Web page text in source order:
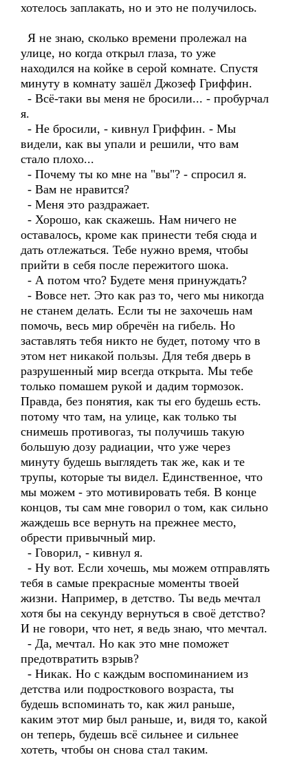
хотелось заплакать, но и это не получилось.
Я не знаю, сколько времени пролежал на
улице, но когда открыл глаза, то уже
находился на койке в серой комнате. Спустя
минуту в комнату зашёл Джозеф Гриффин.
- Всё-таки вы меня не бросили... - пробурчал
я.
- Не бросили, - кивнул Гриффин. - Мы
видели, как вы упали и решили, что вам
стало плохо...
- Почему ты ко мне на "вы"? - спросил я.
- Вам не нравится?
- Меня это раздражает.
- Хорошо, как скажешь. Нам ничего не
оставалось, кроме как принести тебя сюда и
дать отлежаться. Тебе нужно время, чтобы
прийти в себя после пережитого шока.
- А потом что? Будете меня принуждать?
- Вовсе нет. Это как раз то, чего мы никогда
не станем делать. Если ты не захочешь нам
помочь, весь мир обречён на гибель. Но
заставлять тебя никто не будет, потому что в
этом нет никакой пользы. Для тебя дверь в
разрушенный мир всегда открыта. Мы тебе
только помашем рукой и дадим тормозок.
Правда, без понятия, как ты его будешь есть.
потому что там, на улице, как только ты
снимешь противогаз, ты получишь такую
большую дозу радиации, что уже через
минуту будешь выглядеть так же, как и те
трупы, которые ты видел. Единственное, что
мы можем - это мотивировать тебя. В конце
концов, ты сам мне говорил о том, как сильно
жаждешь все вернуть на прежнее место,
обрести привычный мир.
- Говорил, - кивнул я.
- Ну вот. Если хочешь, мы можем отправлять
тебя в самые прекрасные моменты твоей
жизни. Например, в детство. Ты ведь мечтал
хотя бы на секунду вернуться в своё детство?
И не говори, что нет, я ведь знаю, что мечтал.
- Да, мечтал. Но как это мне поможет
предотвратить взрыв?
- Никак. Но с каждым воспоминанием из
детства или подросткового возраста, ты
будешь вспоминать то, как жил раньше,
каким этот мир был раньше, и, видя то, какой
он теперь, будешь всё сильнее и сильнее
хотеть, чтобы он снова стал таким.